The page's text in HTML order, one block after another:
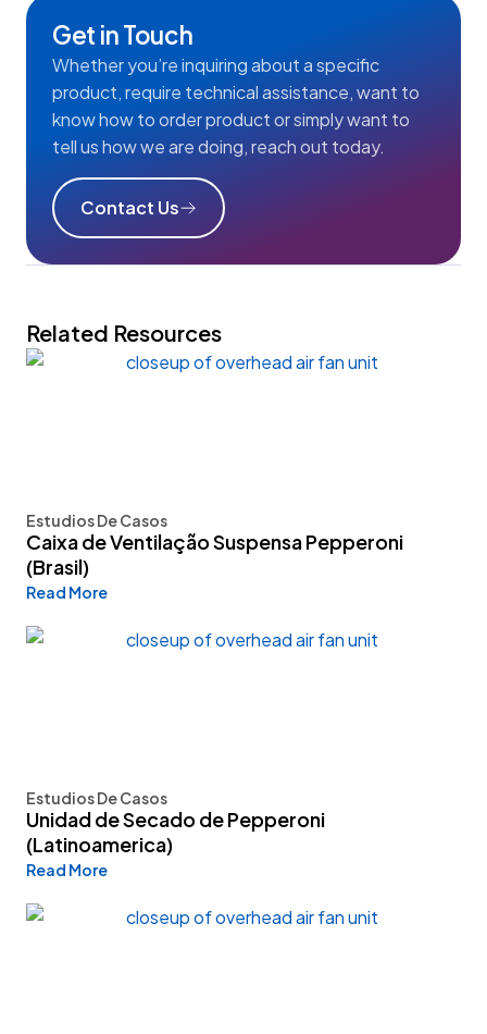
Get in Touch
Whether you’re inquiring about a specific
product, require technical assistance, want to
know how to order product or simply want to
tell us how we are doing, reach out today.
Contact Us
Related Resources
Estudios De Casos
Caixa de Ventilação Suspensa Pepperoni
(Brasil)
Read More
Estudios De Casos
Unidad de Secado de Pepperoni
(Latinoamerica)
Read More